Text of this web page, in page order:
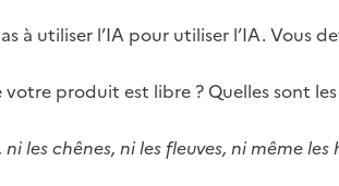
à utiliser l’IA pour utiliser l’IA.
votre produit est libre ? Quelles sont
les chênes, ni les fleuves, ni même